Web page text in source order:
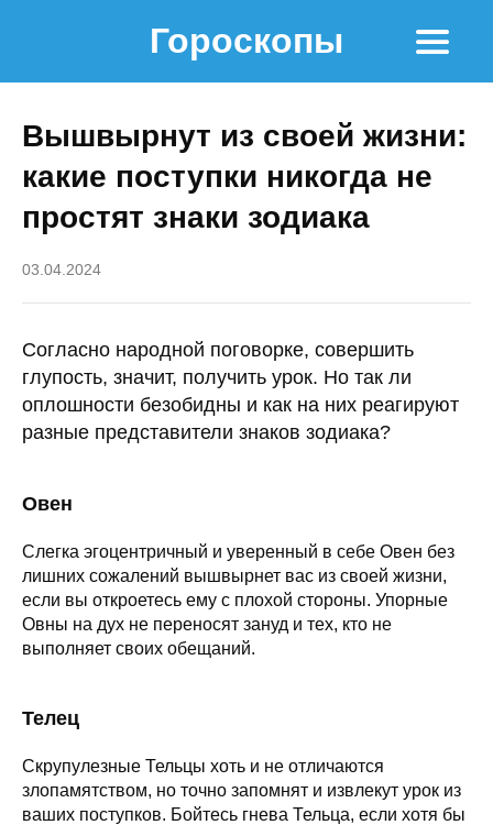
Гороскопы
Вышвырнут из своей жизни:
какие поступки никогда не
простят знаки зодиака
03.04.2024
Согласно народной поговорке, совершить
глупость, значит, получить урок. Но так ли
оплошности безобидны и как на них реагируют
разные представители знаков зодиака?
Овен
Слегка эгоцентричный и уверенный в себе Овен без
лишних сожалений вышвырнет вас из своей жизни,
если вы откроетесь ему с плохой стороны. Упорные
Овны на дух не переносят зануд и тех, кто не
выполняет своих обещаний.
Телец
Скрупулезные Тельцы хоть и не отличаются
злопамятством, но точно запомнят и извлекут урок из
ваших поступков. Бойтесь гнева Тельца, если хотя бы